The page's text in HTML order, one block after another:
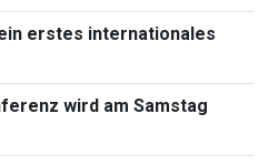
erstes internationales
wird am Samstag